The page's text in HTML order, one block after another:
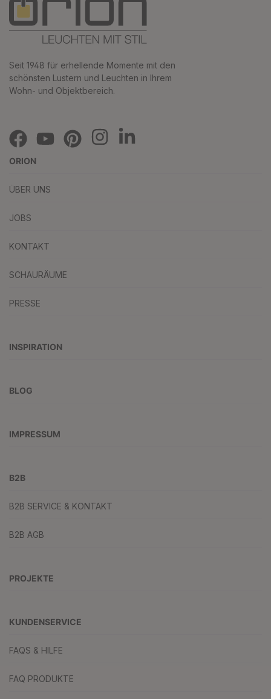
Seit 1948 für erhellende Momente mit den
schönsten Lustern und Leuchten in Ihrem
Wohn- und Objektbereich.
ORION
ÜBER UNS
JOBS
KONTAKT
SCHAURÄUME
PRESSE
INSPIRATION
BLOG
IMPRESSUM
B2B
B2B SERVICE & KONTAKT
B2B AGB
PROJEKTE
KUNDENSERVICE
FAQS & HILFE
FAQ PRODUKTE